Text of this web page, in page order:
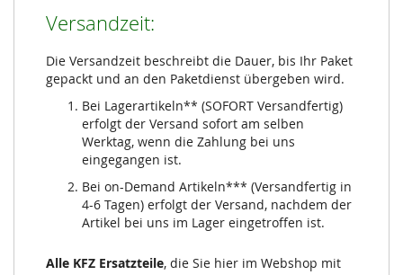
Versandzeit:
Die Versandzeit beschreibt die Dauer, bis Ihr Paket
gepackt und an den Paketdienst übergeben wird.
Bei Lagerartikeln** (SOFORT Versandfertig)
erfolgt der Versand sofort am selben
Werktag, wenn die Zahlung bei uns
eingegangen ist.
Bei on-Demand Artikeln*** (Versandfertig in
4-6 Tagen) erfolgt der Versand, nachdem der
Artikel bei uns im Lager eingetroffen ist.
Alle KFZ Ersatzteile, die Sie hier im Webshop mit